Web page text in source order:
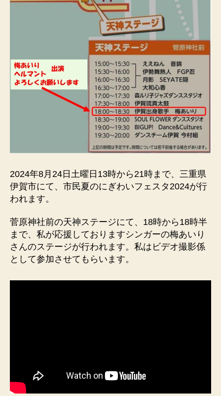
に
ェ
タ
2024
梅
ジ、
私
イ
ブ
へ
の
2024年8月24日土曜日13時から21時まで、三重県
伊賀市にて、市民夏のにぎわいフェスタ2024が行
われます。
菅原神社前の天神ステージにて、18時から18時半
まで、私が応援しておりますシンガーの梅あいり
さんのステージが行われます。私はビデオ撮影係
として参加させてもらいます。